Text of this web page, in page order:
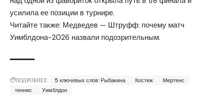
усилила ее позиции в турнире.
Читайте также: Медведев — Штруфф: почему матч
Уимблдона-2026 назвали подозрительным.
ПОДРОБНЕЕ: 5 ключевых слов: Рыбакина Костюк
Мертенс
теннис
Уимблдон